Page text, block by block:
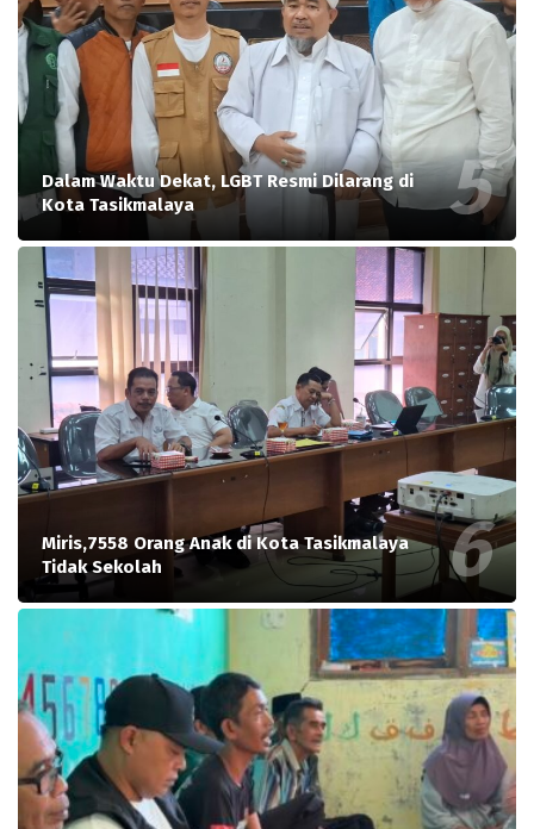
Dalam Waktu Dekat, LGBT Resmi Dilarang di
Kota Tasikmalaya
Miris,7558 Orang Anak di Kota Tasikmalaya
Tidak Sekolah